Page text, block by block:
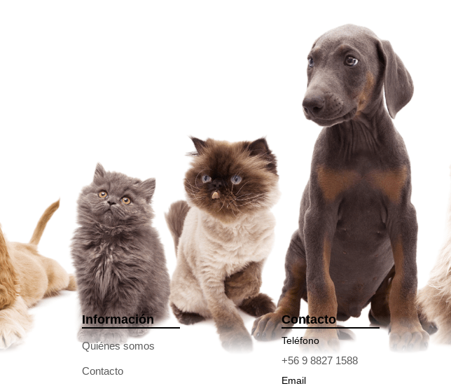
Información
Quiénes somos
Contacto
Contacto
Teléfono
+56 9 8827 1588
Email